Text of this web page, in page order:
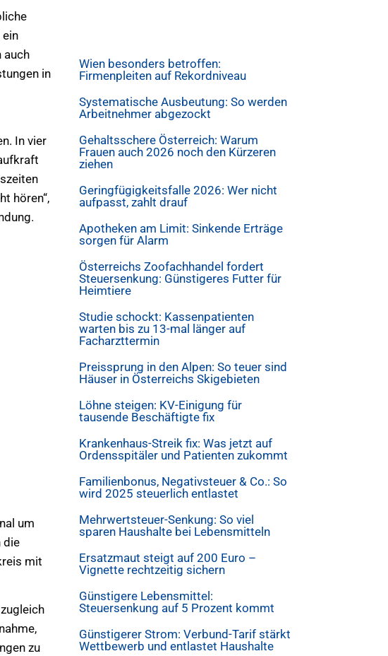
auch
in
In vier
hören“,
um
die
mit
zu
Wien besonders betroffen:
Firmenpleiten auf Rekordniveau
Systematische Ausbeutung: So werden
Arbeitnehmer abgezockt
Gehaltsschere Österreich: Warum
Frauen auch 2026 noch den Kürzeren
ziehen
Geringfügigkeitsfalle 2026: Wer nicht
aufpasst, zahlt drauf
Apotheken am Limit: Sinkende Erträge
sorgen für Alarm
Österreichs Zoofachhandel fordert
Steuersenkung: Günstigeres Futter für
Heimtiere
Studie schockt: Kassenpatienten
warten bis zu 13-mal länger auf
Facharzttermin
Preissprung in den Alpen: So teuer sind
Häuser in Österreichs Skigebieten
Löhne steigen: KV-Einigung für
tausende Beschäftigte fix
Krankenhaus-Streik fix: Was jetzt auf
Ordensspitäler und Patienten zukommt
Familienbonus, Negativsteuer & Co.: So
wird 2025 steuerlich entlastet
Mehrwertsteuer-Senkung: So viel
sparen Haushalte bei Lebensmitteln
Ersatzmaut steigt auf 200 Euro –
Vignette rechtzeitig sichern
Günstigere Lebensmittel:
Steuersenkung auf 5 Prozent kommt
Günstigerer Strom: Verbund-Tarif stärkt
Wettbewerb und entlastet Haushalte